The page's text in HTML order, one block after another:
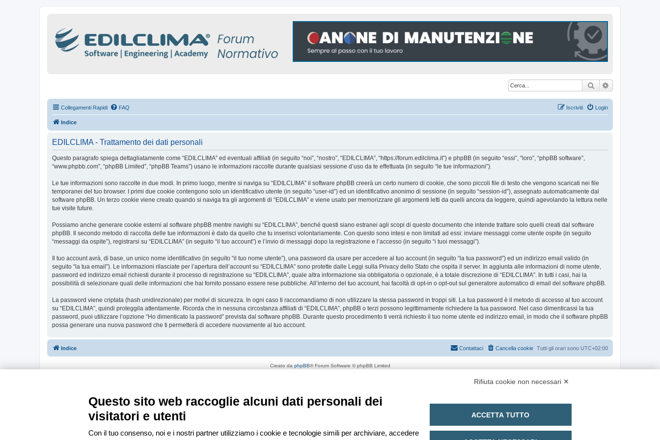
Cerca
Collegamenti Rapidi FAQ Login
Iscriviti
Indice
EDILCLIMA - Trattamento dei dati personali
Questo paragrafo spiega dettagliatamente come “EDILCLIMA” ed eventuali affiliati (in seguito “noi”, “nostro”, “EDILCLIMA”, “https://forum.edilclima.it”) e phpBB (in seguito “essi”, “loro”, “phpBB software”,
“www.phpbb.com”, “phpBB Limited”, “phpBB Teams”) usano le informazioni raccolte durante qualsiasi sessione d’uso da te effettuata (in seguito “le tue informazioni”).
Le tue informazioni sono raccolte in due modi. In primo luogo, mentre si naviga su “EDILCLIMA” il software phpBB creerà un certo numero di cookie, che sono piccoli file di testo che vengono scaricati nei file
temporanei del tuo browser. I primi due cookie contengono solo un identificativo utente (in seguito “user-id”) ed un identificativo anonimo di sessione (in seguito “session-id”), assegnato automaticamente dal
software phpBB. Un terzo cookie viene creato quando si naviga tra gli argomenti di “EDILCLIMA” e viene usato per memorizzare gli argomenti letti da quelli ancora da leggere, quindi agevolando la lettura nelle
tue visite future.
Possiamo anche generare cookie esterni al software phpBB mentre navighi su “EDILCLIMA”, benché questi siano estranei agli scopi di questo documento che intende trattare solo quelli creati dal software
phpBB. Il secondo metodo di raccolta delle tue informazioni è dato da quello che tu inserisci volontariamente. Con questo sono intesi e non limitati ad essi: inviare messaggi come utente ospite (in seguito
“messaggi da ospite”), registrarsi su “EDILCLIMA” (in seguito “il tuo account”) e l’invio di messaggi dopo la registrazione e l’accesso (in seguito “i tuoi messaggi”).
Il tuo account avrà, di base, un unico nome identificativo (in seguito “il tuo nome utente”), una password da usare per accedere al tuo account (in seguito “la tua password”) ed un indirizzo email valido (in
seguito “la tua email”). Le informazioni rilasciate per l’apertura dell’account su “EDILCLIMA” sono protette dalle Leggi sulla Privacy dello Stato che ospita il server. In aggiunta alle informazioni di nome utente,
password ed indirizzo email richiesti durante il processo di registrazione su “EDILCLIMA”, quale altra informazione sia obbligatoria o opzionale, è a totale discrezione di “EDILCLIMA”. In tutti i casi, hai la
possibilità di selezionare quali delle informazioni che hai fornito possano essere rese pubbliche. All’interno del tuo account, hai facoltà di opt-in o opt-out sul generatore automatico di email del software phpBB.
La password viene criptata (hash unidirezionale) per motivi di sicurezza. In ogni caso ti raccomandiamo di non utilizzare la stessa password in troppi siti. La tua password è il metodo di accesso al tuo account
su “EDILCLIMA”, quindi proteggila attentamente. Ricorda che in nessuna circostanza affiliati di “EDILCLIMA”, phpBB o terzi possono legittimamente richiedere la tua password. Nel caso dimenticassi la tua
password, puoi utilizzare l’opzione “Ho dimenticato la password” prevista dal software phpBB. Durante questo procedimento ti verrà richiesto il tuo nome utente ed indirizzo email, in modo che il software phpBB
possa generare una nuova password che ti permetterà di accedere nuovamente al tuo account.
Indice Tutti gli orari sono UTC+02:00
Cancella cookie
Contattaci
Creato da phpBB® Forum Software © phpBB Limited
Rifiuta cookie non necessari ✕
Questo sito web raccoglie alcuni dati personali dei
visitatori e utenti
Con il tuo consenso, noi e i nostri partner utilizziamo i cookie e tecnologie simili per archiviare, accedere
ACCETTA TUTTO